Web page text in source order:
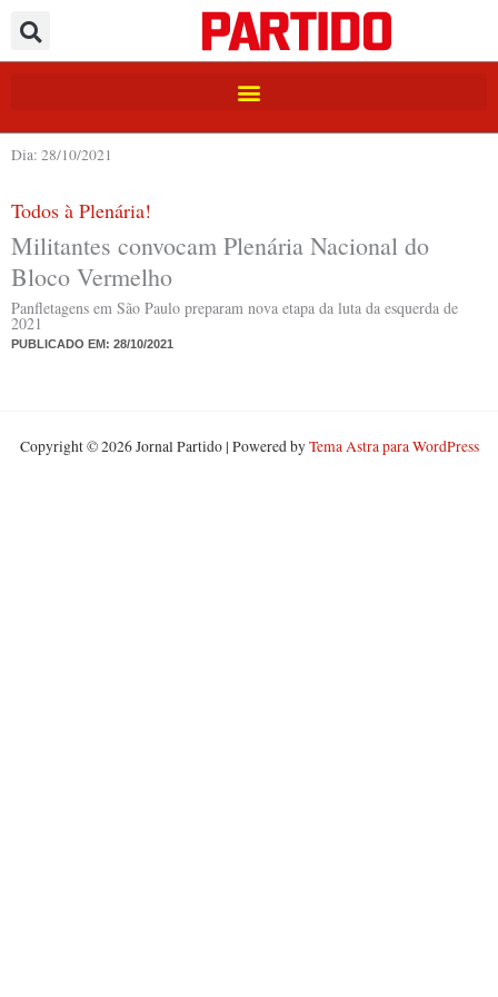
para
o
Dia: 28/10/2021
Todos à Plenária!
Militantes convocam Plenária Nacional do
Bloco Vermelho
Panfletagens em São Paulo preparam nova etapa da luta da esquerda de
2021
PUBLICADO EM: 28/10/2021
Copyright © 2026 Jornal Partido | Powered byTema Astra para WordPress